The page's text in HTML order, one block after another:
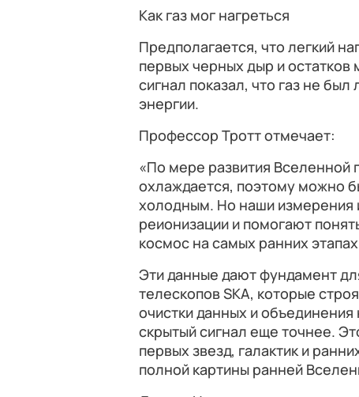
Как газ мог нагреться
Предполагается, что легкий
первых черных дыр и остатков
сигнал показал, что газ не
энергии.
Профессор Тротт отмечает:
«По мере развития Вселенной
охлаждается, поэтому можно
холодным. Но наши измерения
реионизации и помогают
космос на самых ранних
Эти данные дают фундамент
телескопов SKA, которые
очистки данных и
скрытый сигнал еще точнее.
первых звезд, галактик и
полной картины ранней